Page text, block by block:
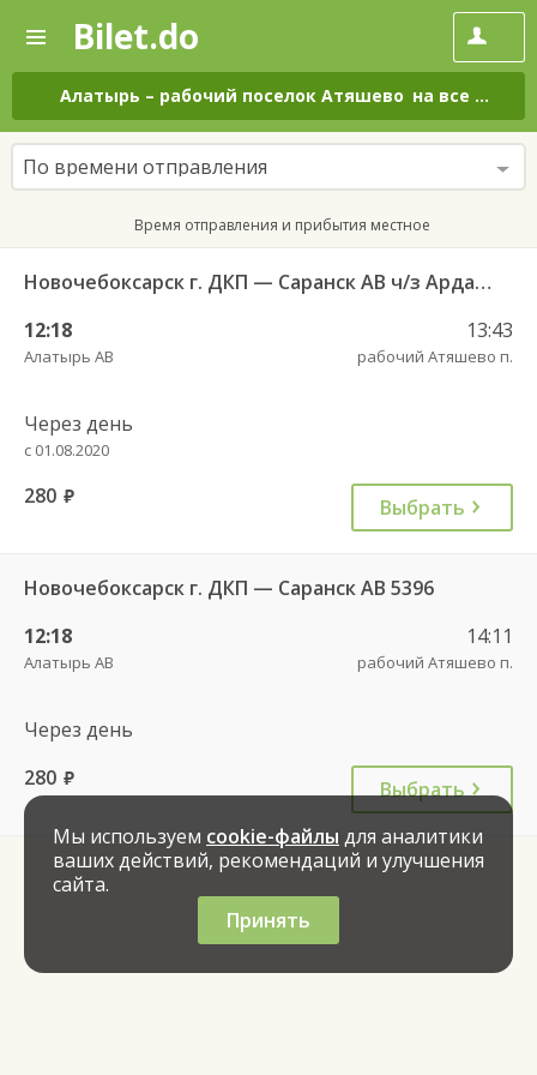
—
Поиск
и
покупка
билетов
на
автобус
онлайн
Bilet.do
Алатырь – рабочий поселок Атяшево на все дни
По времени отправления
Время отправления и прибытия местное
Новочебоксарск г. ДКП — Саранск АВ ч/з Ардатов 2190
12:18
Алатырь АВ
13:43
рабочий Атяшево п.
Через день
с 01.08.2020
280 руб. Выбрать
Новочебоксарск г. ДКП — Саранск АВ 5396
12:18
Алатырь АВ
14:11
рабочий Атяшево п.
Через день
280 руб.
Выбрать
Мы используем cookie-файлы для аналитики
ваших действий, рекомендаций и улучшения
сайта.
Принять